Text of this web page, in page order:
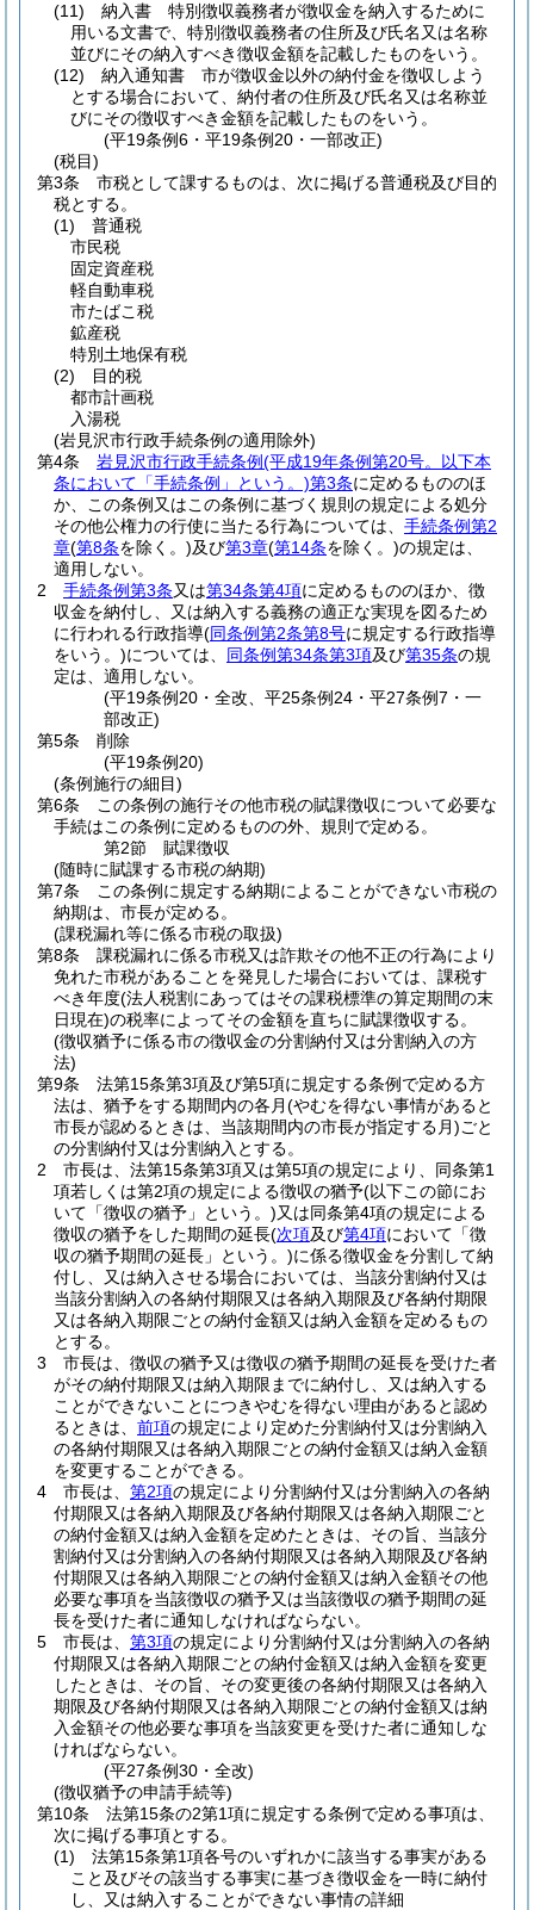
(11)
納入書 特別徴収義務者が徴収金を納入するために
用いる文書で、特別徴収義務者の住所及び氏名又は名称
並びにその納入すべき徴収金額を記載したものをいう。
(12)
納入通知書 市が徴収金以外の納付金を徴収しよう
とする場合において、納付者の住所及び氏名又は名称並
びにその徴収すべき金額を記載したものをいう。
(平19条例6・平19条例20・一部改正)
(税目)
第3条
市税として課するものは、次に掲げる普通税及び目的
税とする。
(1)
普通税
市民税
固定資産税
軽自動車税
市たばこ税
鉱産税
特別土地保有税
(2)
目的税
都市計画税
入湯税
(岩見沢市行政手続条例の適用除外)
第4条
岩見沢市行政手続条例(平成19年条例第20号。以下本
条において「手続条例」という。)第3条に定めるもののほ
か、この条例又はこの条例に基づく規則の規定による処分
その他公権力の行使に当たる行為については、 手続条例第2
章(第8条を除く。)及び第3章(第14条を除く。)の規定は、
適用しない。
2
手続条例第3条又は第34条第4項に定めるもののほか、徴
収金を納付し、又は納入する義務の適正な実現を図るため
に行われる行政指導(同条例第2条第8号に規定する行政指導
をいう。)については、 同条例第34条第3項及び第35条の規
定は、適用しない。
(平19条例20・全改、平25条例24・平27条例7・一
部改正)
第5条
削除
(平19条例20)
(条例施行の細目)
第6条
この条例の施行その他市税の賦課徴収について必要な
手続はこの条例に定めるものの外、規則で定める。
第2節
賦課徴収
(随時に賦課する市税の納期)
第7条
この条例に規定する納期によることができない市税の
納期は、市長が定める。
(課税漏れ等に係る市税の取扱)
第8条
課税漏れに係る市税又は詐欺その他不正の行為により
免れた市税があることを発見した場合においては、課税す
べき年度(法人税割にあってはその課税標準の算定期間の末
日現在)の税率によってその金額を直ちに賦課徴収する。
(徴収猶予に係る市の徴収金の分割納付又は分割納入の方
法)
第9条
法第15条第3項及び第5項に規定する条例で定める方
法は、猶予をする期間内の各月(やむを得ない事情があると
市長が認めるときは、当該期間内の市長が指定する月)ごと
の分割納付又は分割納入とする。
2
市長は、法第15条第3項又は第5項の規定により、同条第1
項若しくは第2項の規定による徴収の猶予(以下この節にお
いて「徴収の猶予」という。)又は同条第4項の規定による
徴収の猶予をした期間の延長(次項及び第4項において「徴
収の猶予期間の延長」という。)に係る徴収金を分割して納
付し、又は納入させる場合においては、当該分割納付又は
当該分割納入の各納付期限又は各納入期限及び各納付期限
又は各納入期限ごとの納付金額又は納入金額を定めるもの
とする。
3
市長は、徴収の猶予又は徴収の猶予期間の延長を受けた者
がその納付期限又は納入期限までに納付し、又は納入する
ことができないことにつきやむを得ない理由があると認め
るときは、 前項の規定により定めた分割納付又は分割納入
の各納付期限又は各納入期限ごとの納付金額又は納入金額
を変更することができる。
4
市長は、 第2項の規定により分割納付又は分割納入の各納
付期限又は各納入期限及び各納付期限又は各納入期限ごと
の納付金額又は納入金額を定めたときは、その旨、当該分
割納付又は分割納入の各納付期限又は各納入期限及び各納
付期限又は各納入期限ごとの納付金額又は納入金額その他
必要な事項を当該徴収の猶予又は当該徴収の猶予期間の延
長を受けた者に通知しなければならない。
5
市長は、 第3項の規定により分割納付又は分割納入の各納
付期限又は各納入期限ごとの納付金額又は納入金額を変更
したときは、その旨、その変更後の各納付期限又は各納入
期限及び各納付期限又は各納入期限ごとの納付金額又は納
入金額その他必要な事項を当該変更を受けた者に通知しな
ければならない。
(平27条例30・全改)
(徴収猶予の申請手続等)
第10条
法第15条の2第1項に規定する条例で定める事項は、
次に掲げる事項とする。
(1)
法第15条第1項各号のいずれかに該当する事実がある
こと及びその該当する事実に基づき徴収金を一時に納付
し、又は納入することができない事情の詳細